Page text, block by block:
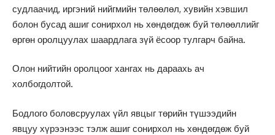
судлаачид, иргэний нийгмийн төлөөлөл, хувийн хэвшил
болон бусад ашиг сонирхол нь хөндөгдөж буй төлөөллийг
өргөн оролцуулах шаардлага зүй ёсоор тулгарч байна.
Олон нийтийн оролцоог хангах нь дараахь ач
холбогдолтой.
Бодлого боловсруулах үйл явцыг төрийн түшээдийн
явцуу хүрээнээс тэлж ашиг сонирхол нь хөндөгдөж буй